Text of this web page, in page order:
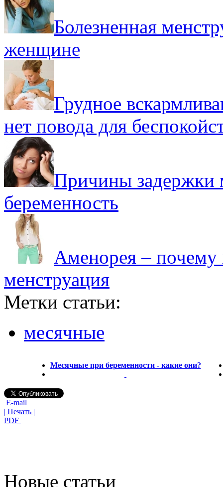
Болезненная
женщине
Грудное
нет повода для
Причины задержки
беременность
Аменорея – почему
менструация
Метки статьи:
месячные
Месячные при беременности - какие они?
E-mail
| Печать |
PDF
Новые статьи